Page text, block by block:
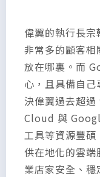
偉翼的執行長
非常多的顧客
放在哪裏。而
心，且具備自
決偉翼過去超
Cloud 與
工具等資源豐
供在地化的雲
業店家安全、